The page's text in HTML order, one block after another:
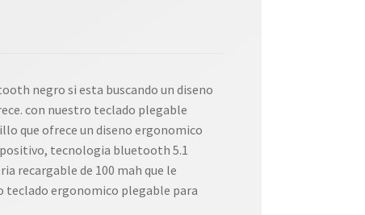
negro si esta buscando un diseno
con nuestro teclado plegable
que ofrece un diseno ergonomico
tecnologia bluetooth 5.1
recargable de 100 mah que le
teclado ergonomico plegable para